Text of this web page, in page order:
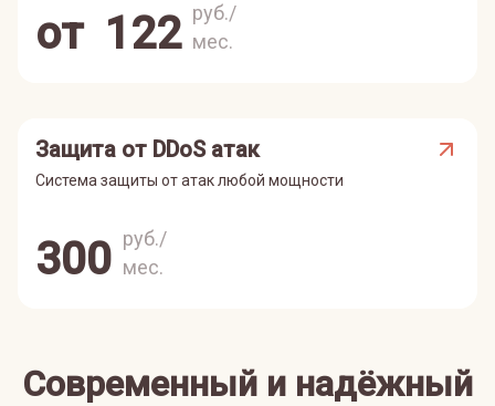
от 122 руб./
мес.
Защита от DDoS атак
Система защиты от атак любой мощности
300 руб./
мес.
Современный и надёжный